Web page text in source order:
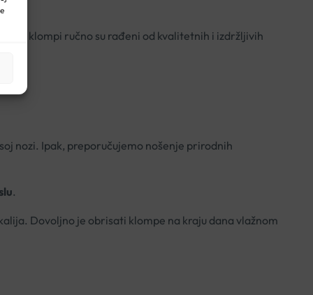
klompi ručno su rađeni od kvalitetnih i izdržljivih
nozi. Ipak, preporučujemo nošenje prirodnih
.
Dovoljno je obrisati klompe na kraju dana vlažnom